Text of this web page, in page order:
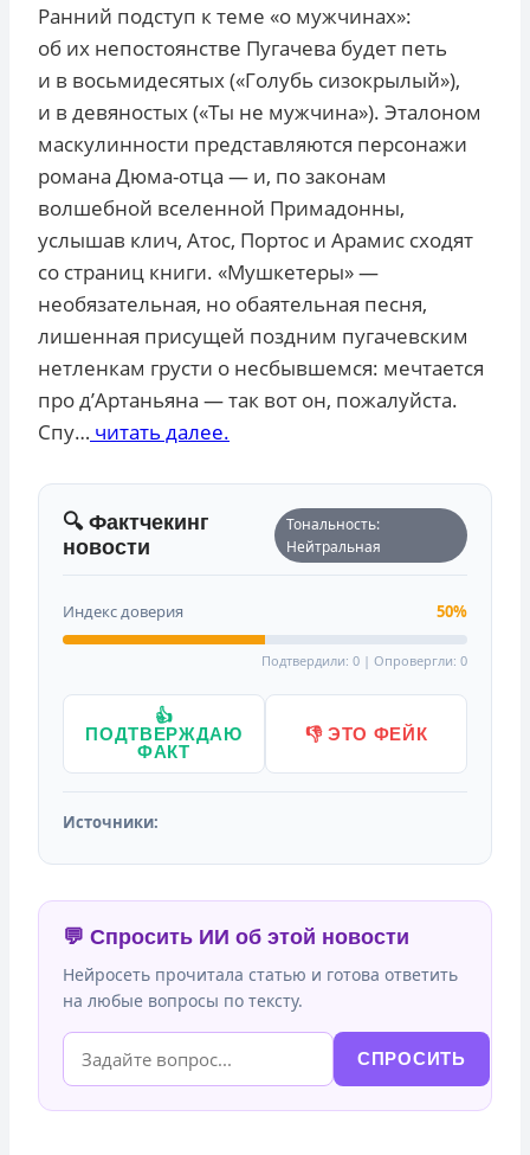
Ранний подступ к теме «о мужчинах»:
об их непостоянстве Пугачева будет петь
и в восьмидесятых («Голубь сизокрылый»),
и в девяностых («Ты не мужчина»). Эталоном
маскулинности представляются персонажи
романа Дюма-отца — и, по законам
волшебной вселенной Примадонны,
услышав клич, Атос, Портос и Арамис сходят
со страниц книги. «Мушкетеры» —
необязательная, но обаятельная песня,
лишенная присущей поздним пугачевским
нетленкам грусти о несбывшемся: мечтается
про д’Артаньяна — так вот он, пожалуйста.
Спу… читать далее.
🔍 Фактчекинг
новости
Тональность:
Нейтральная
Индекс доверия 50%
Подтвердили: 0 | Опровергли: 0
👍
ПОДТВЕРЖДАЮ
ФАКТ
👎 ЭТО ФЕЙК
Источники:
💬 Спросить ИИ об этой новости
Нейросеть прочитала статью и готова ответить
на любые вопросы по тексту.
СПРОСИТЬ